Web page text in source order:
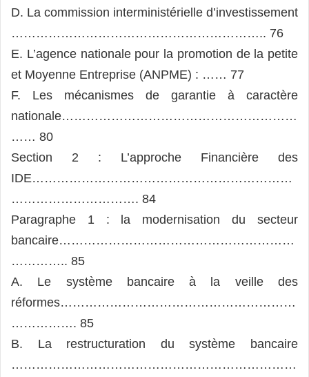
D. La commission interministérielle d’investissement
…………………………………………………….. 76
E. L’agence nationale pour la promotion de la petite
et Moyenne Entreprise (ANPME) : …… 77
F. Les mécanismes de garantie à caractère
nationale…………………………………………………
…… 80
Section 2 : L’approche Financière des
IDE………………………………………………………
…………………………. 84
Paragraphe 1 : la modernisation du secteur
bancaire…………………………………………………
………….. 85
A. Le système bancaire à la veille des
réformes…………………………………………………
……………. 85
B. La restructuration du système bancaire
……………………………………………………………